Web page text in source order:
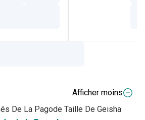
Afficher moins
De La Pagode Taille De Geisha